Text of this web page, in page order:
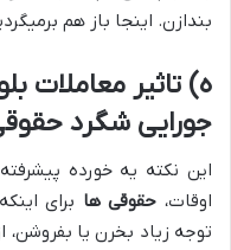
بندازن. اینجا باز هم
ه) تاثیر معاملات
جورایی شگرد
این نکته یه خورده
اوقات، حقوقی ها برای
توجه زیاد بخرن یا